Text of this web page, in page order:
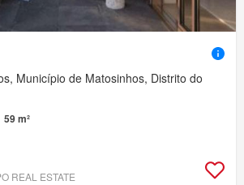
Município de Matosinhos, Distrito do
59 m²
REAL ESTATE